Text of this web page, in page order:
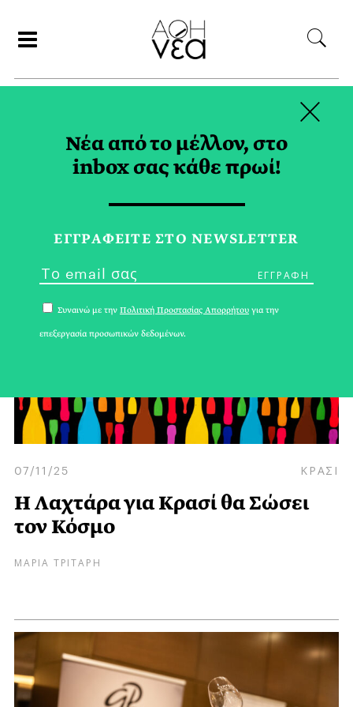
CARPE VINUM TAG
07/11/25 ΚΡΑΣΙ
H Λαχτάρα για Κρασί θα Σώσει
τον Κόσμο
ΜΑΡΙΑ ΤΡΙΤΑΡΗ
Νέα από το μέλλον, στο
inbox σας κάθε πρωί!
ΕΓΓPΑΦΕΙΤΕ ΣΤΟ NEWSLETTER
Συναινώ με την Πολιτική Προστασίας Απορρήτου για την
επεξεργασία προσωπικών δεδομένων.
×